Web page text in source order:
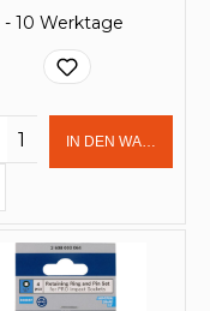
- 10 Werktage
Anzahl:
IN DEN